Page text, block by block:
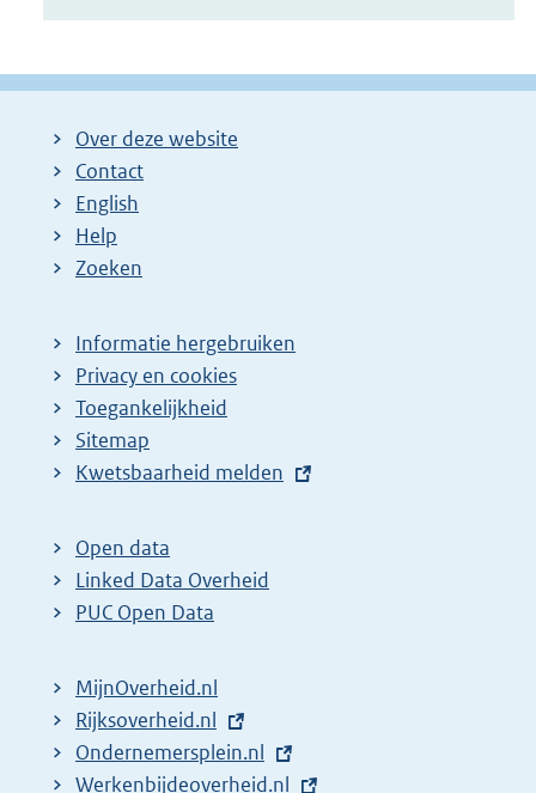
Over deze website
Contact
English
Help
Zoeken
Informatie hergebruiken
Privacy en cookies
Toegankelijkheid
Sitemap
E
t
e
r
l
i
n
Kwetsbaarheid melden
Open data
Linked Data Overheid
PUC Open Data
MijnOverheid.nl
E
x
t
Rijksoverheid.nl
E
x
Ondernemersplein.nl
E
Werkenbijdeoverheid.nl